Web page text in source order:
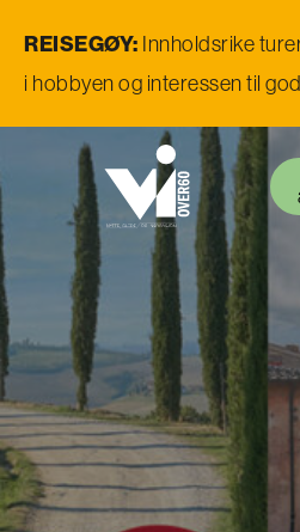
REISEGØY: Innholdsrike
i hobbyen og interessen til